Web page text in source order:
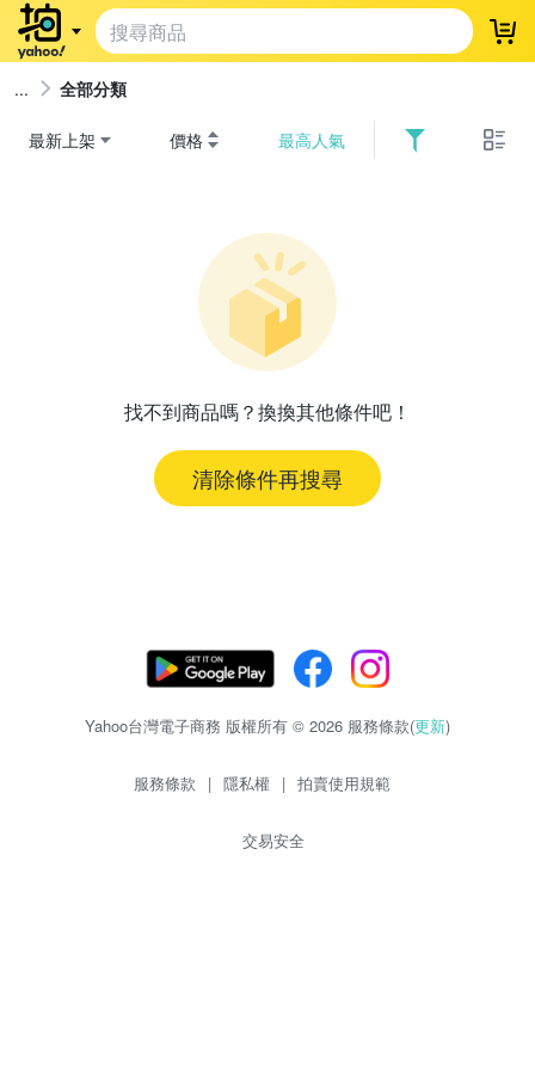
登
全部分類
最新上架 價格 最高人氣
找不到商品嗎？換換其他條件吧！
清除條件再搜尋
Yahoo台灣電子商務 版權所有 © 2026 服務條款(更新)
服務條款 | 隱私權 | 拍賣使用規範
交易安全